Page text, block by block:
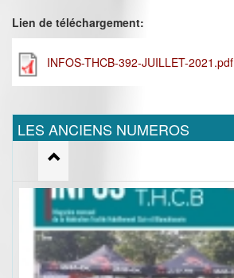
Lien de téléchargement:
INFOS-THCB-392-JUILLET-2021.pdf
LES ANCIENS NUMEROS